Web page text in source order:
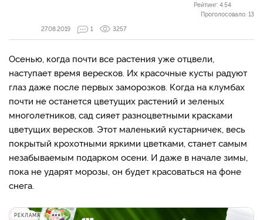
Рейтинг: 4.54
Проголосовало: 13
27.08.2019
1 3257
Осенью, когда почти все растения уже отцвели,
наступает время вересков. Их красочные кусты радуют
глаз даже после первых заморозков. Когда на клумбах
почти не останется цветущих растений и зеленых
многолетников, сад сияет разноцветными красками
цветущих вересков. Этот маленький кустарничек, весь
покрытый крохотными яркими цветками, станет самым
незабываемым подарком осени. И даже в начале зимы,
пока не ударят морозы, он будет красоваться на фоне
снега.
РЕКЛАМА